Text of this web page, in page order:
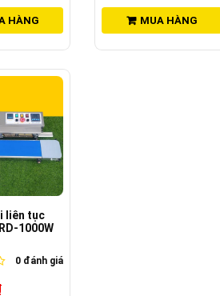
HÀNG MUA HÀNG
liên tục
1000W
0 đánh giá